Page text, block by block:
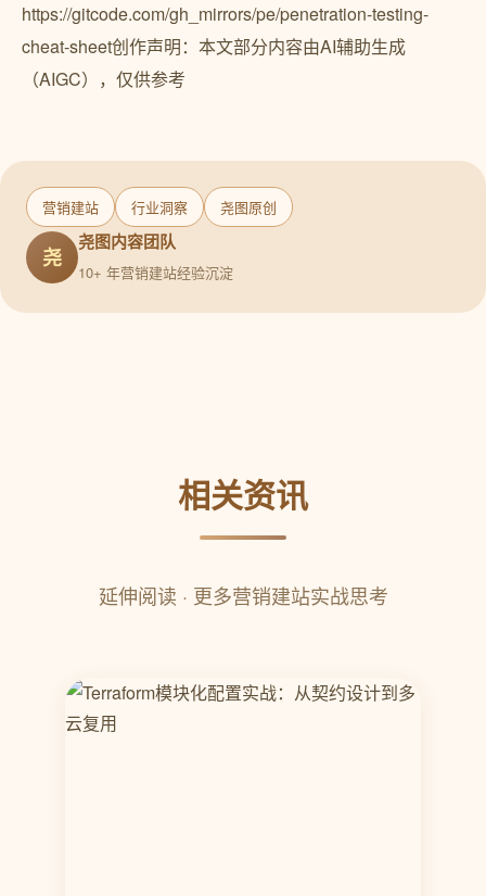
https://gitcode.com/gh_mirrors/pe/penetration-testing-
cheat-sheet创作声明：本文部分内容由AI辅助生成
（AIGC），仅供参考
营销建站 行业洞察 尧图原创
尧
尧图内容团队
10+ 年营销建站经验沉淀
相关资讯
延伸阅读 · 更多营销建站实战思考